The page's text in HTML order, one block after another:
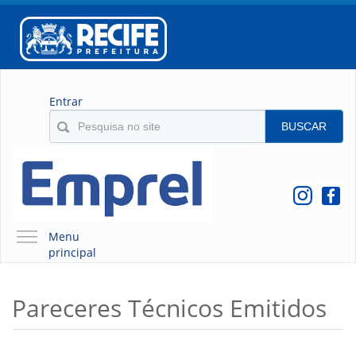
Entrar
BUSCAR
Menu
principal
QUEM SOMOS
O QUE É A EMPREL
Pareceres Técnicos Emitidos